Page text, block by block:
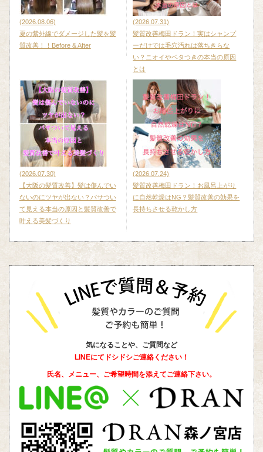
(2026.08.06)
夏の紫外線でダメージした髪を髪
質改善！！Before & After
(2026.07.31)
髪質改善梅田ドラン！実はシャンプ
ーだけでは毛穴汚れは落ちきらな
い？ニオイやベタつきの本当の原因
とは
(2026.07.30)
【大阪の髪質改善】髪は傷んでい
ないのにツヤが出ない？パサつい
て見える本当の原因と髪質改善で
叶える美髪づくり
(2026.07.24)
髪質改善梅田ドラン！お風呂上がり
に自然乾燥はNG？髪質改善の効果を
長持ちさせる乾かし方
気になることや、ご質問など
LINEにてドシドシご連絡ください！
氏名、メニュー、ご希望時間を添えてご連絡下さい。